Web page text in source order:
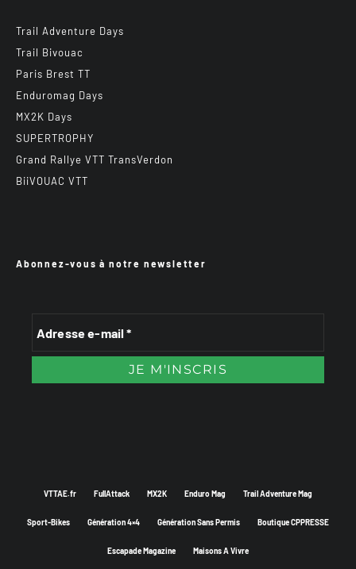
Trail Adventure Days
Trail Bivouac
Paris Brest TT
Enduromag Days
MX2K Days
SUPERTROPHY
Grand Rallye VTT TransVerdon
BiiVOUAC VTT
Abonnez-vous à notre newsletter
VTTAE.fr FullAttack MX2K Enduro Mag Trail Adventure Mag
Sport-Bikes Génération 4×4 Génération Sans Permis Boutique CPPRESSE
Escapade Magazine Maisons A Vivre